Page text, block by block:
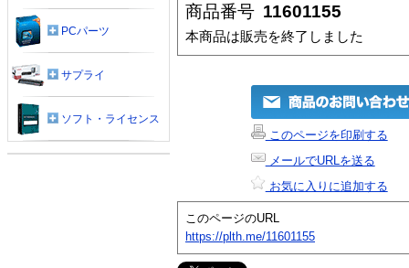
商品番号 11601155
本商品は販売を終了しました
このページを印刷する
メールでURLを送る
お気に入りに追加する
このページのURL
https://plth.me/11601155
PCパーツ
サプライ
ソフト・ライセンス